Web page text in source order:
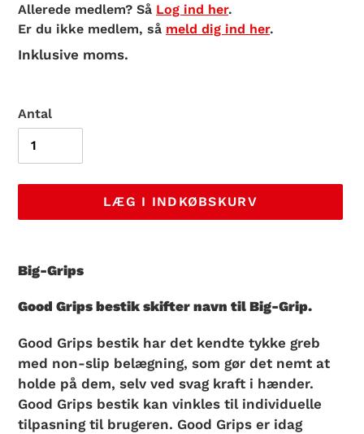
Allerede medlem? Så Log ind her.
Er du ikke medlem, så meld dig ind her.
Inklusive moms.
Antal
LÆG I INDKØBSKURV
produkt
din
Big-Grips
Good Grips bestik skifter navn til Big-Grip.
Good Grips bestik har det kendte tykke greb
med non-slip belægning, som gør det nemt at
holde på dem, selv ved svag kraft i hænder.
Good Grips bestik kan vinkles til individuelle
tilpasning til brugeren. Good Grips er idag